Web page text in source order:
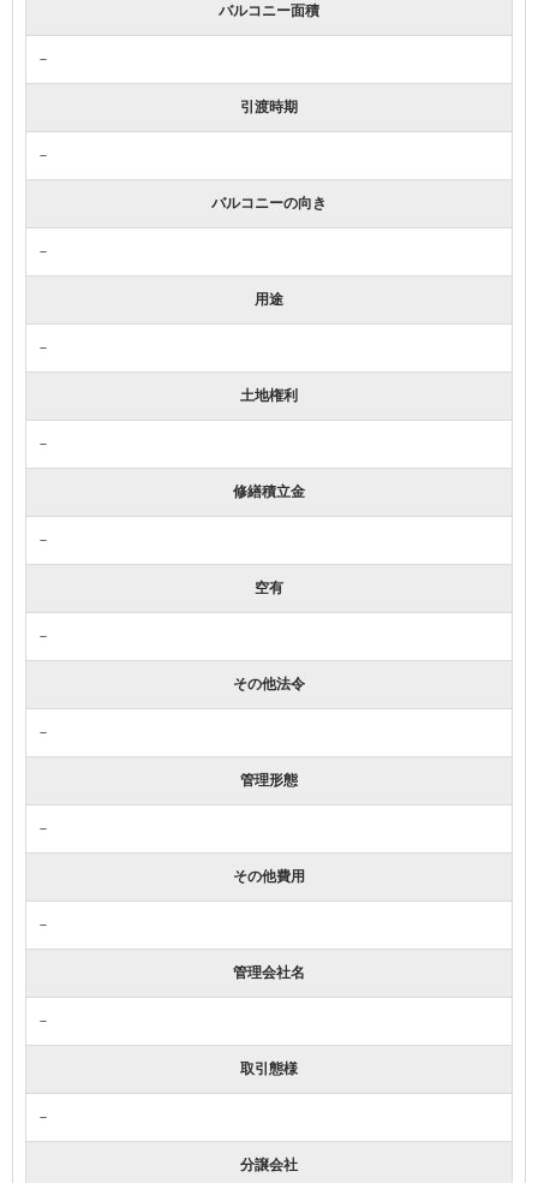
バルコニー面積
－
引渡時期
－
バルコニーの向き
－
用途
－
土地権利
－
修繕積立金
－
空有
－
その他法令
－
管理形態
－
その他費用
－
管理会社名
－
取引態様
－
分譲会社